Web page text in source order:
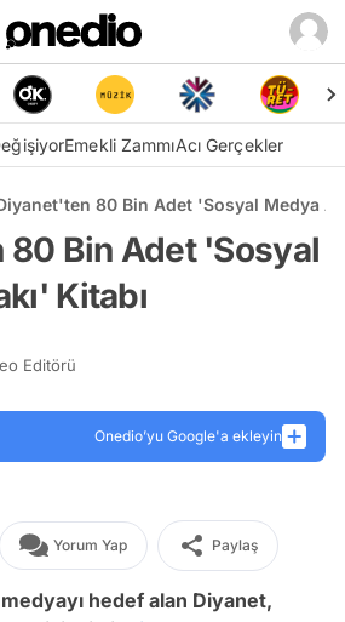
Emekli ZammıAcı Gerçekler
80 Bin Adet 'Sosyal Medya
Bin Adet 'Sosyal
Kitabı
Editörü
Onedio’yu Google'a ekleyin
Yorum Yap Paylaş
hedef alan Diyanet,